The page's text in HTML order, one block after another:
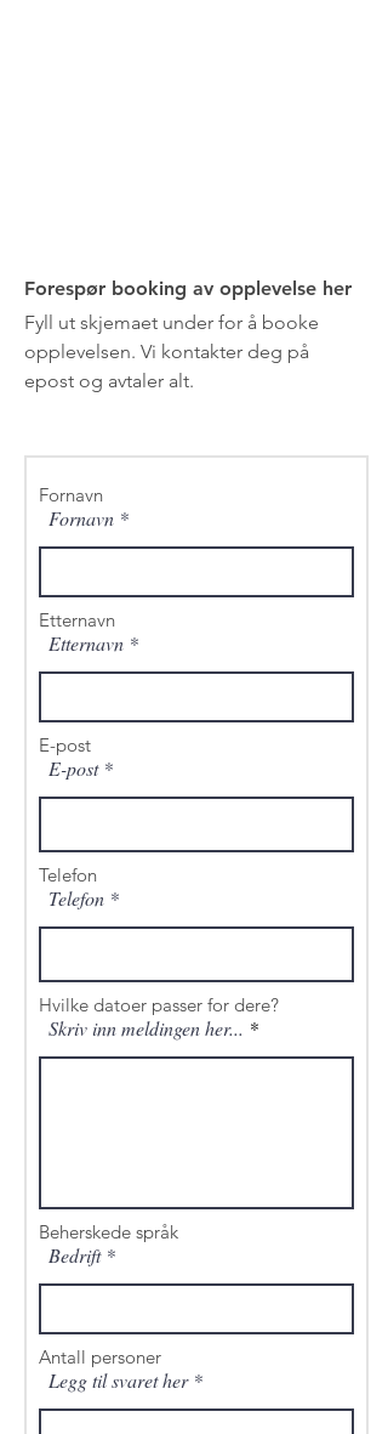
Forespør booking av opplevelse her
Fyll ut skjemaet under for å booke
opplevelsen. Vi kontakter deg på
epost og avtaler alt.
Fornavn
Fornavn
Etternavn
Etternavn
E-post
E-post
Telefon
Telefon
Hvilke datoer passer for dere?
Skriv inn meldingen her...
Beherskede språk
Bedrift
Antall personer
Legg til svaret her